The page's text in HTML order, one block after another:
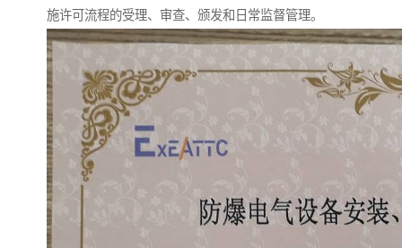
施许可流程的受理、审查、颁发和日常监督管理。